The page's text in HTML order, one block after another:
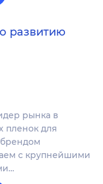
развитию
рынка в
пленок для
с крупнейшими